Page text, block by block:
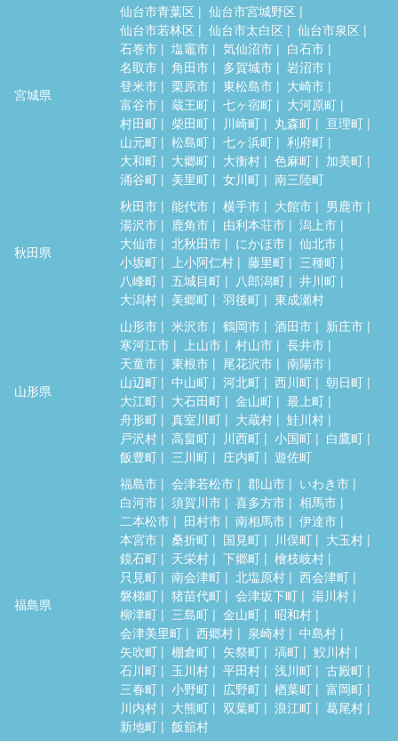
宮城県
仙台市青葉区
仙台市宮城野区
仙台市若林区
仙台市太白区
仙台市泉区
石巻市
塩竈市 気仙沼市
白石市
名取市
角田市 多賀城市
岩沼市
登米市
栗原市 東松島市
大崎市
富谷市
蔵王町 七ヶ宿町
大河原町
村田町
柴田町 川崎町 丸森町
亘理町
山元町
松島町 七ヶ浜町
利府町
大和町
大郷町 大衡村 色麻町
加美町
涌谷町
美里町 女川町 南三陸町
秋田県
秋田市 能代市 横手市 大館市
男鹿市
湯沢市
鹿角市 由利本荘市
潟上市
大仙市
北秋田市 にかほ市
仙北市
小坂町
上小阿仁村 藤里町
三種町
八峰町
五城目町 八郎潟町
井川町
大潟村
美郷町 羽後町 東成瀬村
山形県
山形市 米沢市 鶴岡市 酒田市
新庄市
寒河江市
上山市 村山市
長井市
天童市
東根市 尾花沢市
南陽市
山辺町
中山町 河北町 西川町
朝日町
大江町
大石田町 金山町
最上町
舟形町
真室川町 大蔵村
鮭川村
戸沢村
高畠町 川西町 小国町
白鷹町
飯豊町
三川町 庄内町 遊佐町
福島県
福島市 会津若松市 郡山市
いわき市
白河市
須賀川市 喜多方市
相馬市
二本松市
田村市 南相馬市
伊達市
本宮市
桑折町 国見町 川俣町
大玉村
鏡石町
天栄村 下郷町
檜枝岐村
只見町
南会津町 北塩原村
西会津町
磐梯町
猪苗代町 会津坂下町
湯川村
柳津町
三島町 金山町
昭和村
会津美里町
西郷村 泉崎村
中島村
矢吹町
棚倉町 矢祭町 塙町
鮫川村
石川町
玉川村 平田村 浅川町
古殿町
三春町
小野町 広野町 楢葉町
富岡町
川内村
大熊町 双葉町 浪江町
葛尾村
新地町
飯舘村